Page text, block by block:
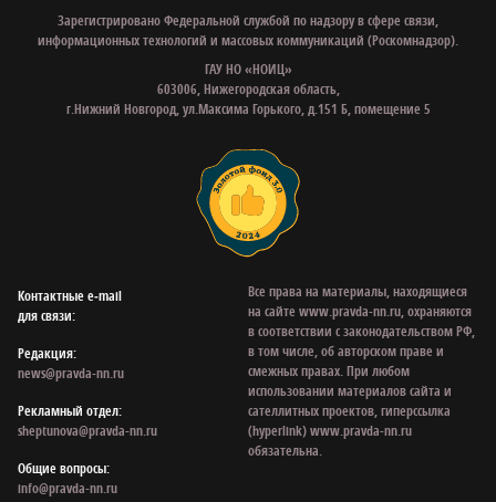
Зарегистрировано Федеральной службой по надзору в сфере связи,
информационных технологий и массовых коммуникаций (Роскомнадзор).
ГАУ НО «НОИЦ»
603006, Нижегородская область,
г.Нижний Новгород, ул.Максима Горького, д.151 Б, помещение 5
Контактные e‑mail
для связи:
Редакция:
news@pravda-nn.ru
Рекламный отдел:
sheptunova@pravda-nn.ru
Общие вопросы:
info@pravda-nn.ru
Все права на материалы, находящиеся
на сайте www.pravda-nn.ru, охраняются
в соответствии с законодательством РФ,
в том числе, об авторском праве и
смежных правах. При любом
использовании материалов сайта и
сателлитных проектов, гиперссылка
(hyperlink) www.pravda-nn.ru
обязательна.